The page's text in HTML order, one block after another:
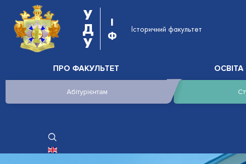
У
Д
У
І
Ф
Історичний факультет
ПРО ФАКУЛЬТЕТ ОСВІТА
Абітурієнтам
ОБЕРІТЬ СВОЮ МОВУ